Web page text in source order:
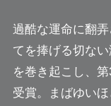
過酷な運命に翻
てを捧げる切な
を巻き起こし、
受賞。まばゆい